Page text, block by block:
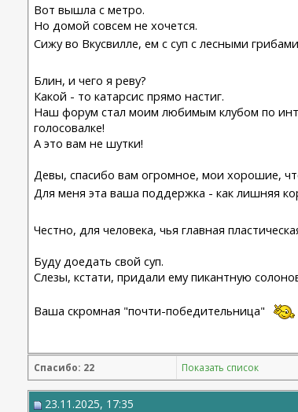
Вот вышла с метро.
Но домой совсем не хочется.
Сижу во Вкусвилле, ем с суп с лесными
Блин, и чего я реву?
Какой - то катарсис прямо настиг.
Наш форум стал моим любимым клубом по
голосовалке!
А это вам не шутки!
Девы, спасибо вам огромное, мои хорошие,
Для меня эта ваша поддержка - как лишняя
Честно, для человека, чья главная
Буду доедать свой суп.
Слезы, кстати, придали ему пикантную
Ваша скромная "почти-победительница"
Спасибо: 22 Показать список
23.11.2025, 17:35